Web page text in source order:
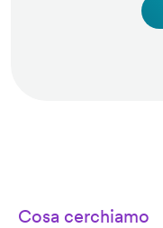
Cosa cerchiamo